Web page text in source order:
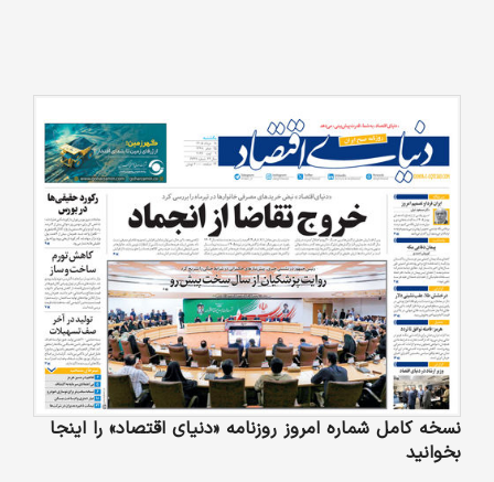
نسخه کامل شماره امروز روزنامه «دنیای‌ اقتصاد» را اینجا
بخوانید